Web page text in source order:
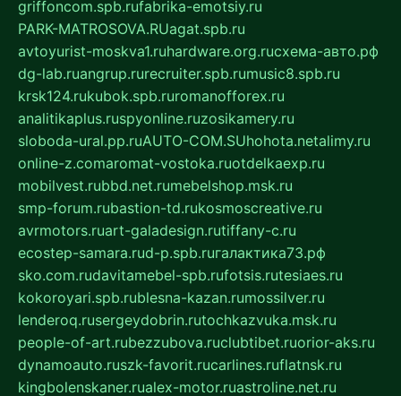
griffoncom.spb.rufabrika-emotsiy.ru
PARK-MATROSOVA.RUagat.spb.ru
avtoyurist-moskva1.ruhardware.org.ruсхема-авто.рф
dg-lab.ruangrup.rurecruiter.spb.rumusic8.spb.ru
krsk124.rukubok.spb.ruromanofforex.ru
analitikaplus.ruspyonline.ruzosikamery.ru
sloboda-ural.pp.ruAUTO-COM.SUhohota.netalimy.ru
online-z.comaromat-vostoka.ruotdelkaexp.ru
mobilvest.rubbd.net.rumebelshop.msk.ru
smp-forum.rubastion-td.rukosmoscreative.ru
avrmotors.ruart-galadesign.rutiffany-c.ru
ecostep-samara.rud-p.spb.ruгалактика73.рф
sko.com.rudavitamebel-spb.rufotsis.rutesiaes.ru
kokoroyari.spb.rublesna-kazan.rumossilver.ru
lenderoq.rusergeydobrin.rutochkazvuka.msk.ru
people-of-art.rubezzubova.ruclubtibet.ruorior-aks.ru
dynamoauto.ruszk-favorit.rucarlines.ruflatnsk.ru
kingbolenskaner.rualex-motor.ruastroline.net.ru